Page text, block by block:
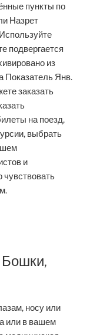
пункты по
Назрет
подвергается
из
Показатель Янв.
заказать
на поезд,
выбрать
и
чувствовать
носу или
или в вашем